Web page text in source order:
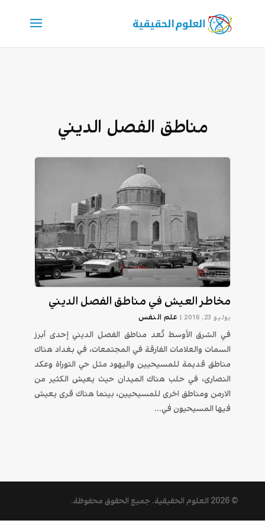
مناطق الفصل الديني
مخاطر العيش في مناطق الفصل الديني
يوليو 23, 2016 | علم النفس
في الشرق الأوسط تُعد مناطق الفصل الديني إحدى أبرز
السمات والعلامات الفارقة في المجتمعات، في بغداد هناك
مناطق قديمة للمسيحيين واليهود مثل حي التوراة وعكد
النصارى، في حلب هناك الميدان حيث يعيش الكثير من
الارمن ومناطق اخرى للمسيحيين، بينما هناك قرى يعيش
فيها المسيحيون في...
© 2026 العلوم الحقيقية. جميع الحقوق محفوظة.